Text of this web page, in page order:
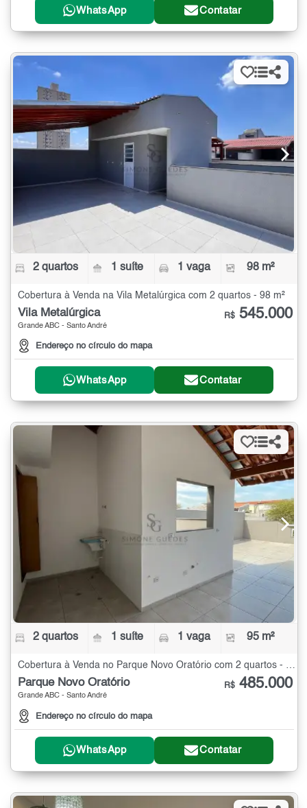
WhatsApp Contatar
2 quartos 1 suíte 1 vaga 98 m²
Cobertura à Venda na Vila Metalúrgica com 2 quartos - 98 m²
Vila Metalúrgica
Grande ABC - Santo André
Endereço no círculo do mapa
R$ 545.000
WhatsApp Contatar
2 quartos 1 suíte 1 vaga 95 m²
Cobertura à Venda no Parque Novo Oratório com 2 quartos - 95 m²
Parque Novo Oratório
Grande ABC - Santo André
Endereço no círculo do mapa
R$ 485.000
WhatsApp Contatar